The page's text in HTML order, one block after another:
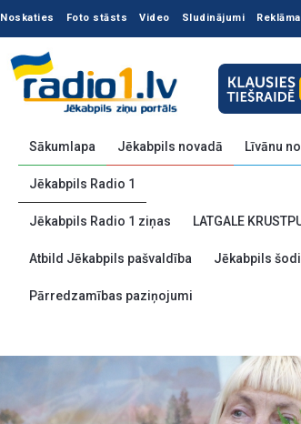
Noskaties Foto stāsts Video Sludinājumi
Sākumlapa Jēkabpils novadā Līvānu
Jēkabpils Radio 1
Jēkabpils Radio 1 ziņas LATGALE
Atbild Jēkabpils pašvaldība Jēkabpils
Pārredzamības paziņojumi